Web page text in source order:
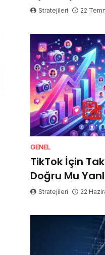
Stratejileri 22
GENEL
TikTok İçin
Doğru Mu
Stratejileri 22